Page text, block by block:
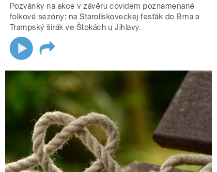
Pozvánky na akce v závěru covidem poznamenané
folkové sezóny: na Starolískoveckej fesťák do Brna a
Trampský širák ve Štokách u Jihlavy.